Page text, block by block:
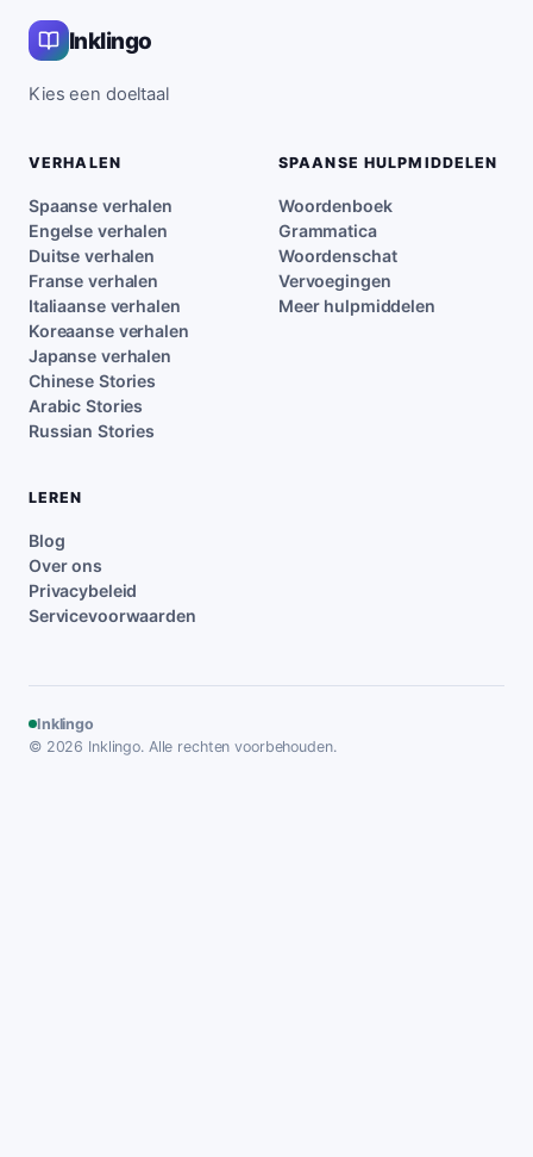
Inklingo
Kies een doeltaal
VERHALEN
Spaanse verhalen
Engelse verhalen
Duitse verhalen
Franse verhalen
Italiaanse verhalen
Koreaanse verhalen
Japanse verhalen
Chinese Stories
Arabic Stories
Russian Stories
SPAANSE HULPMIDDELEN
Woordenboek
Grammatica
Woordenschat
Vervoegingen
Meer hulpmiddelen
LEREN
Blog
Over ons
Privacybeleid
Servicevoorwaarden
Inklingo
© 2026 Inklingo. Alle rechten voorbehouden.